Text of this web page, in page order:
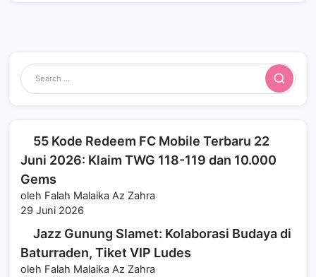
Search
55 Kode Redeem FC Mobile Terbaru 22
Juni 2026: Klaim TWG 118-119 dan 10.000
Gems
oleh Falah Malaika Az Zahra
29 Juni 2026
Jazz Gunung Slamet: Kolaborasi Budaya di
Baturraden, Tiket VIP Ludes
oleh Falah Malaika Az Zahra